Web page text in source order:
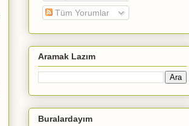
Tüm Yorumlar
Aramak Lazım
Buralardayım